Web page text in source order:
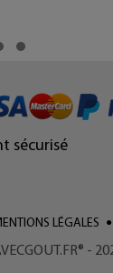
sécurisé
LÉGALES
-